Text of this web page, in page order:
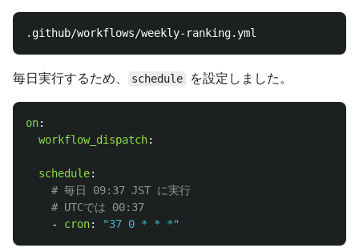
毎日実行するため、 schedule を設定しました。
on:
workflow_dispatch:
schedule:
# 毎日 09:37 JST に実行
# UTCでは 00:37
-
cron: "37 0 * * *"